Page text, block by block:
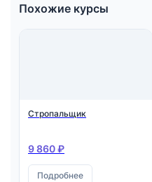
Похожие курсы
Стропальщик
9 860 ₽
Подробнее